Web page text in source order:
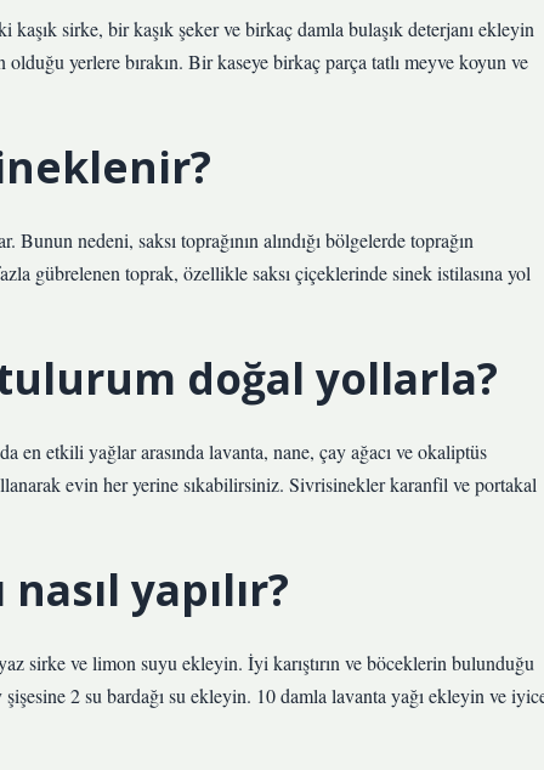
sirke, bir kaşık şeker ve birkaç damla bulaşık deterjanı ekleyin
olduğu yerlere bırakın. Bir kaseye birkaç parça tatlı meyve koyun ve
nedeni, saksı toprağının alındığı bölgelerde toprağın
gübrelenen toprak, özellikle saksı çiçeklerinde sinek istilasına yol
doğal yollarla?
en etkili yağlar arasında lavanta, nane, çay ağacı ve okaliptüs
evin her yerine sıkabilirsiniz. Sivrisinekler karanfil ve portakal
yapılır?
sirke ve limon suyu ekleyin. İyi karıştırın ve böceklerin bulunduğu
2 su bardağı su ekleyin. 10 damla lavanta yağı ekleyin ve